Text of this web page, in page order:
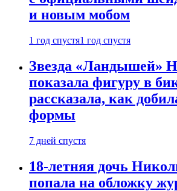
и новым мобом
1 год спустя1 год спустя
Звезда «Ландышей»
показала фигуру в
рассказала, как
формы
7 дней спустя
18-летняя дочь
попала на обложку